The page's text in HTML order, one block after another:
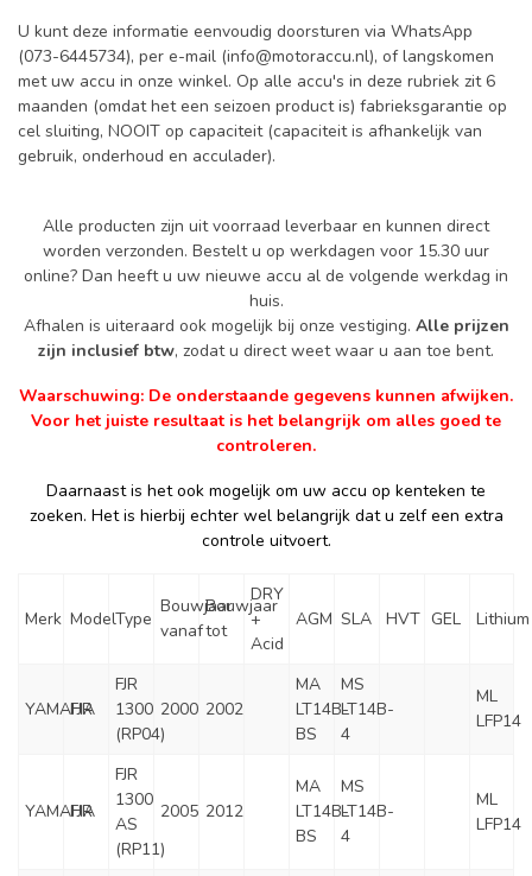
U kunt deze informatie eenvoudig doorsturen via WhatsApp
(073-6445734), per e-mail (info@motoraccu.nl), of langskomen
met uw accu in onze winkel. Op alle accu's in deze rubriek zit 6
maanden (omdat het een seizoen product is) fabrieksgarantie op
cel sluiting, NOOIT op capaciteit (capaciteit is afhankelijk van
gebruik, onderhoud en acculader).
Alle producten zijn uit voorraad leverbaar en kunnen direct
worden verzonden. Bestelt u op werkdagen voor 15.30 uur
online? Dan heeft u uw nieuwe accu al de volgende werkdag in
huis.
Afhalen is uiteraard ook mogelijk bij onze vestiging. Alle prijzen
zijn inclusief btw, zodat u direct weet waar u aan toe bent.
Waarschuwing: De onderstaande gegevens kunnen afwijken.
Voor het juiste resultaat is het belangrijk om alles goed te
controleren.
Daarnaast is het ook mogelijk om uw accu op kenteken te
zoeken. Het is hierbij echter wel belangrijk dat u zelf een extra
controle uitvoert.
Merk ModelType
Bouwjaar
vanaf
Bouwjaar
tot
DRY
+
Acid
AGM SLA HVT GEL Lithium
YAMAHA
FJR
FJR
1300
(RP04)
2000 2002
MA
LT14B-
BS
MS
LT14B-
4
ML
LFP14
YAMAHA
FJR
FJR
1300
AS
(RP11)
2005 2012
MA
LT14B-
BS
MS
LT14B-
4
ML
LFP14